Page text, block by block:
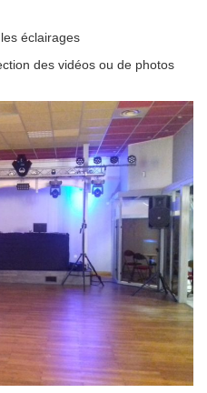
éclairages
des vidéos ou de photos